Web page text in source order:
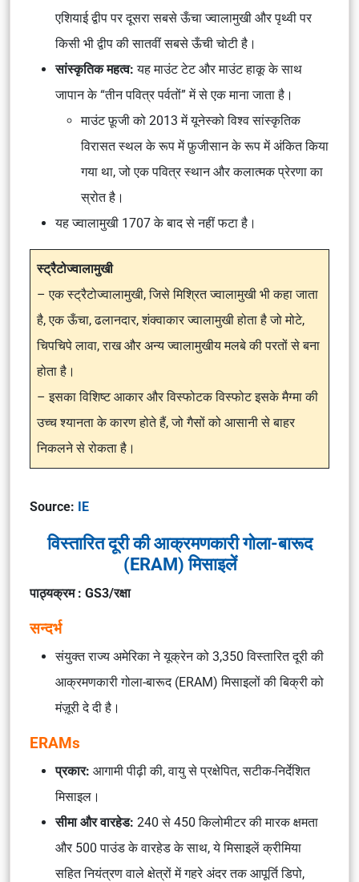
एशियाई द्वीप पर दूसरा सबसे ऊँचा ज्वालामुखी और पृथ्वी पर
किसी भी द्वीप की सातवीं सबसे ऊँची चोटी है।
सांस्कृतिक महत्व:यह माउंट टेट और माउंट हाकू के साथ
जापान के “तीन पवित्र पर्वतों” में से एक माना जाता है।
माउंट फ़ूजी को 2013 में यूनेस्को विश्व सांस्कृतिक
विरासत स्थल के रूप में फ़ुजीसान के रूप में अंकित किया
गया था, जो एक पवित्र स्थान और कलात्मक प्रेरणा का
स्रोत है।
यह ज्वालामुखी 1707 के बाद से नहीं फटा है।
स्ट्रैटोज्वालामुखी
– एक स्ट्रैटोज्वालामुखी, जिसे मिश्रित ज्वालामुखी भी कहा जाता
है, एक ऊँचा, ढलानदार, शंक्वाकार ज्वालामुखी होता है जो मोटे,
चिपचिपे लावा, राख और अन्य ज्वालामुखीय मलबे की परतों से बना
होता है।
– इसका विशिष्ट आकार और विस्फोटक विस्फोट इसके मैग्मा की
उच्च श्यानता के कारण होते हैं, जो गैसों को आसानी से बाहर
निकलने से रोकता है।
Source: IE
विस्तारित दूरी की आक्रमणकारी गोला-बारूद
(ERAM) मिसाइलें
पाठ्यक्रम : GS3/रक्षा
सन्दर्भ
संयुक्त राज्य अमेरिका ने यूक्रेन को 3,350 विस्तारित दूरी की
आक्रमणकारी गोला-बारूद (ERAM) मिसाइलों की बिक्री को
मंज़ूरी दे दी है।
ERAMs
प्रकार: आगामी पीढ़ी की, वायु से प्रक्षेपित, सटीक-निर्देशित
मिसाइल।
सीमा और वारहेड: 240 से 450 किलोमीटर की मारक क्षमता
और 500 पाउंड के वारहेड के साथ, ये मिसाइलें क्रीमिया
सहित नियंत्रण वाले क्षेत्रों में गहरे अंदर तक आपूर्ति डिपो,